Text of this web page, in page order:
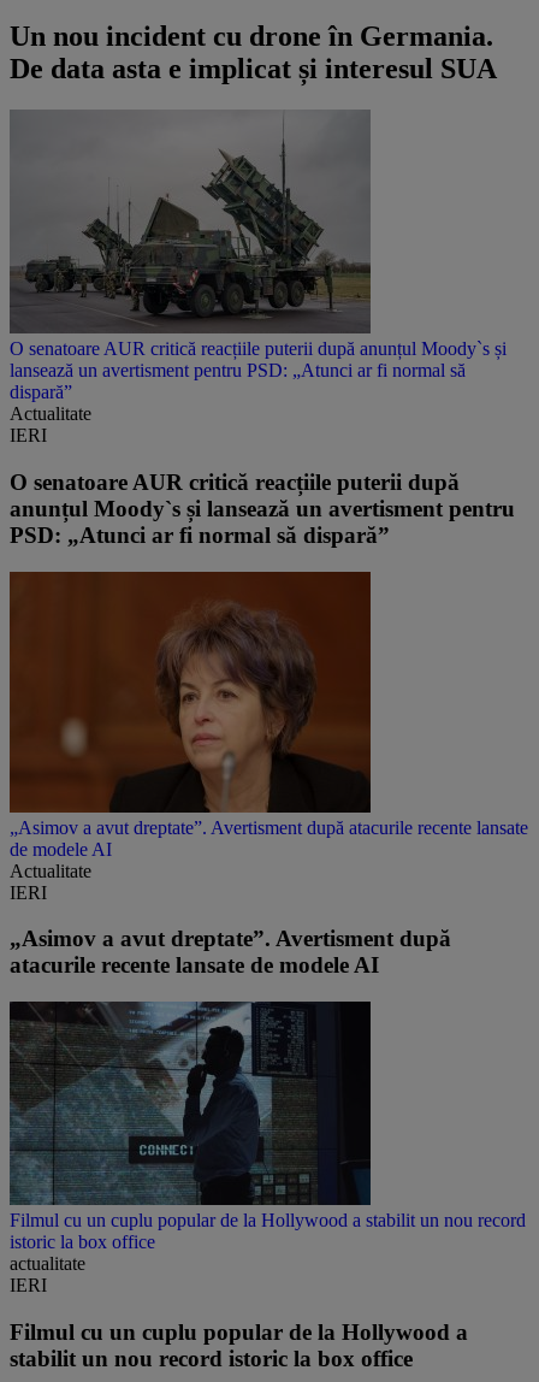
Un nou incident cu drone în Germania.
De data asta e implicat și interesul SUA
O senatoare AUR critică reacțiile puterii după anunțul Moody`s și
lansează un avertisment pentru PSD: „Atunci ar fi normal să
dispară”
Actualitate
IERI
O senatoare AUR critică reacțiile puterii după
anunțul Moody`s și lansează un avertisment pentru
PSD: „Atunci ar fi normal să dispară”
„Asimov a avut dreptate”. Avertisment după atacurile recente lansate
de modele AI
Actualitate
IERI
„Asimov a avut dreptate”. Avertisment după
atacurile recente lansate de modele AI
Filmul cu un cuplu popular de la Hollywood a stabilit un nou record
istoric la box office
actualitate
IERI
Filmul cu un cuplu popular de la Hollywood a
stabilit un nou record istoric la box office